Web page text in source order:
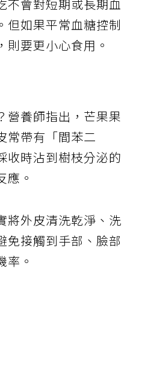
不會對短期或長期血
但如果平常血糖控制
要更小心食用。
營養師指出，芒果果
常帶有「間苯二
收時沾到樹枝分泌的
應。
將外皮清洗乾淨、洗
免接觸到手部、臉部
率。